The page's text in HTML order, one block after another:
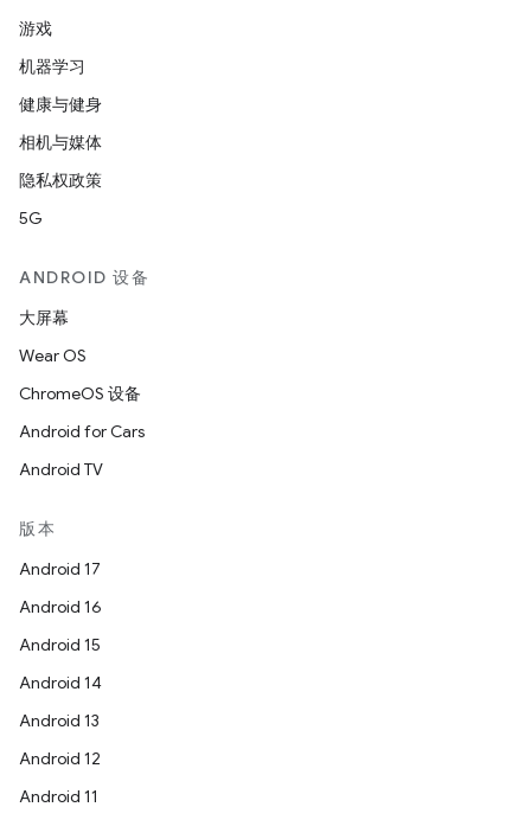
游戏
机器学习
健康与健身
相机与媒体
隐私权政策
5G
ANDROID 设备
大屏幕
Wear OS
ChromeOS 设备
Android for Cars
Android TV
版本
Android 17
Android 16
Android 15
Android 14
Android 13
Android 12
Android 11